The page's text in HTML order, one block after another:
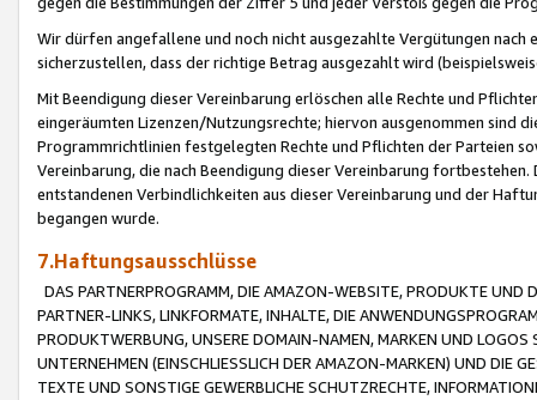
Wir dürfen angefallene und noch nicht ausgezahlte Vergütungen
sicherzustellen, dass der richtige Betrag ausgezahlt wird
Mit Beendigung dieser Vereinbarung erlöschen alle Rechte und
eingeräumten Lizenzen/Nutzungsrechte; hiervon ausgenommen sind
Programmrichtlinien festgelegten Rechte und Pflichten der Parteien
Vereinbarung, die nach Beendigung dieser Vereinbarung
entstandenen Verbindlichkeiten aus dieser Vereinbarung und der
begangen wurde.
7.Haftungsausschlüsse
DAS PARTNERPROGRAMM, DIE AMAZON-WEBSITE, PRODUKTE UND
PARTNER-LINKS, LINKFORMATE, INHALTE, DIE
PRODUKTWERBUNG, UNSERE DOMAIN-NAMEN, MARKEN UND
UNTERNEHMEN (EINSCHLIESSLICH DER AMAZON-MARKEN) UND DIE
TEXTE UND SONSTIGE GEWERBLICHE SCHUTZRECHTE,